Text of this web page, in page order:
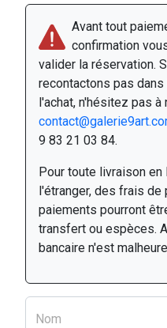
Avant tout
confirmation
valider la réservation.
recontactons pas
l'achat, n'hésitez pas
9 83 21 03 84.
Pour toute livraison
l'étranger, des frais
paiements pourront
transfert ou espèces.
bancaire n'est
Nom